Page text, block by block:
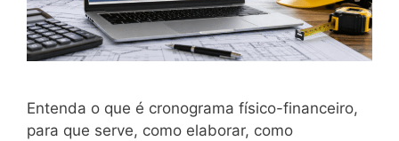
Entenda o que é cronograma físico-financeiro,
para que serve, como elaborar, como